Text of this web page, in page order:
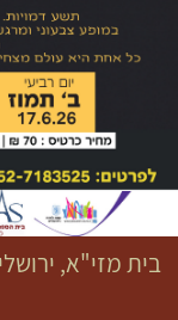
בית מזי"א,